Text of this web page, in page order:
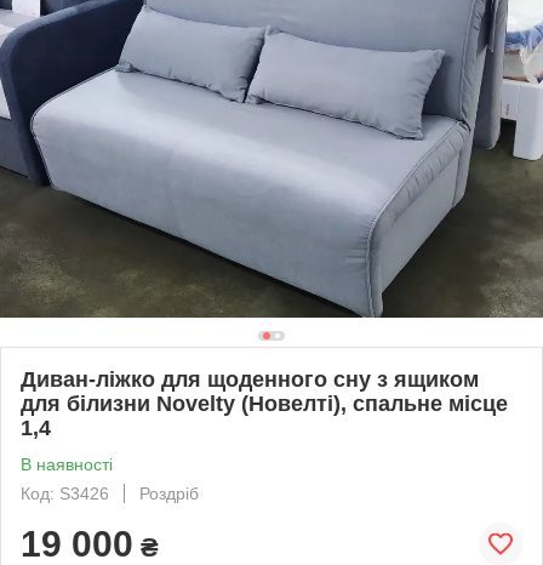
Диван-ліжко для щоденного сну з ящиком
для білизни Novelty (Новелті), спальне місце
1,4
В наявності
Код: S3426
Роздріб
19 000 ₴